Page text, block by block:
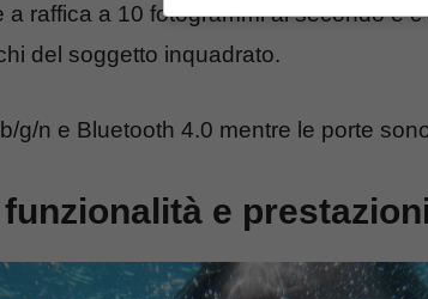
raffica a 10 fotogrammi al secondo e
del soggetto inquadrato.
g/n e Bluetooth 4.0 mentre le porte
e prestazioni